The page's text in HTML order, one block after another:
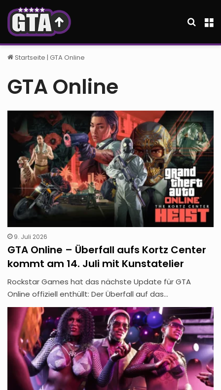
Startseite | GTA Online
GTA Online
9. Juli 2026
GTA Online – Überfall aufs Kortz Center
kommt am 14. Juli mit Kunstatelier
Rockstar Games hat das nächste Update für GTA
Online offiziell enthüllt: Der Überfall auf das…